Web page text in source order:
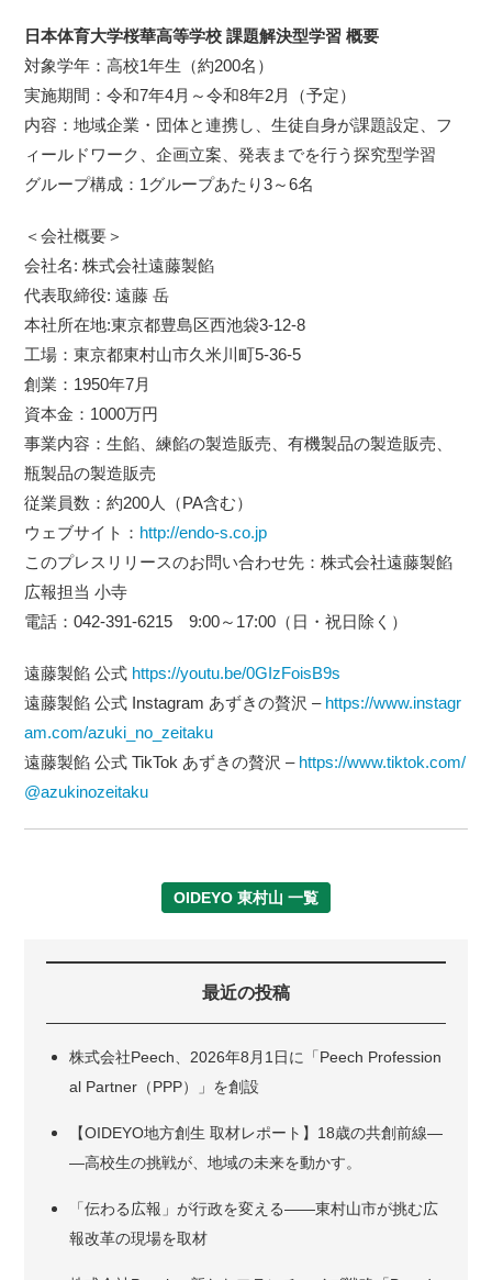
日本体育大学桜華高等学校 課題解決型学習 概要
対象学年：高校1年生（約200名）
実施期間：令和7年4月～令和8年2月（予定）
内容：地域企業・団体と連携し、生徒自身が課題設定、フ
ィールドワーク、企画立案、発表までを行う探究型学習
グループ構成：1グループあたり3～6名
＜会社概要＞
会社名: 株式会社遠藤製餡
代表取締役: 遠藤 岳
本社所在地:東京都豊島区西池袋3-12-8
工場：東京都東村山市久米川町5-36-5
創業：1950年7月
資本金：1000万円
事業内容：生餡、練餡の製造販売、有機製品の製造販売、
瓶製品の製造販売
従業員数：約200人（PA含む）
ウェブサイト： http://endo-s.co.jp
このプレスリリースのお問い合わせ先：株式会社遠藤製餡
広報担当 小寺
電話：042-391-6215 9:00～17:00（日・祝日除く）
遠藤製餡 公式 https://youtu.be/0GIzFoisB9s
遠藤製餡 公式 Instagram あずきの贅沢 – https://www.instagr
am.com/azuki_no_zeitaku
遠藤製餡 公式 TikTok あずきの贅沢 – https://www.tiktok.com/
@azukinozeitaku
OIDEYO 東村山 一覧
最近の投稿
株式会社Peech、2026年8月1日に「Peech Profession
al Partner（PPP）」を創設
【OIDEYO地方創生 取材レポート】18歳の共創前線―
―高校生の挑戦が、地域の未来を動かす。
「伝わる広報」が行政を変える――東村山市が挑む広
報改革の現場を取材